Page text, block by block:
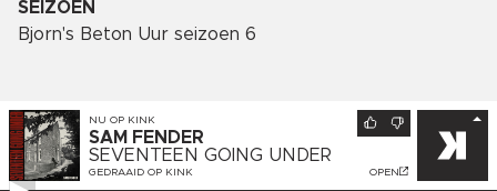
SEIZOEN
Bjorn's Beton Uur seizoen 6
NU OP KINK
SAM FENDER
SEVENTEEN GOING UNDER
GEDRAAID OP KINK OPEN